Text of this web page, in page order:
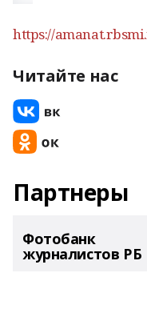
https://
Читайте нас
Партнеры
Фотобанк
журналистов РБ